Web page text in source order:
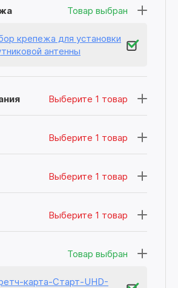
Товар выбран
крепежа для установки
антенны
Выберите 1 товар
Выберите 1 товар
Выберите 1 товар
Выберите 1 товар
Товар выбран
карта-Старт-UHD-